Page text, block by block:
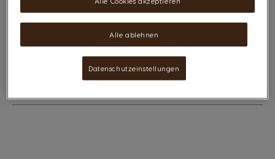
Dieses Paket enthält:
€ 35,64
Alle ablehnen
Datenschutzeinstellungen